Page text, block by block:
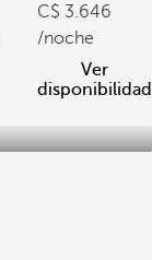
3.646
/noche
Ver
disponibilidad